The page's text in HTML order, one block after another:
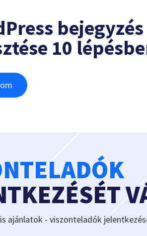
bejegyzés
10
ajánlatok - viszonteladók